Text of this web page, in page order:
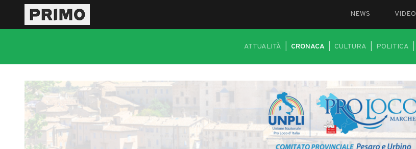
NEWS VIDEO
ATTUALITÀ CRONACA CULTURA POLITICA